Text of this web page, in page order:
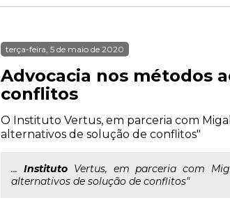
terça-feira, 5 de maio de 2020
Advocacia nos métodos
conflitos
O Instituto Vertus, em parceria com
alternativos de solução de conflitos"
... InstitutoVertus, em parceria com
alternativos de solução de conflitos"